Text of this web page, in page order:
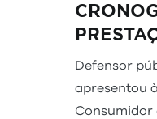
Defensor
apresentou
Consumidor